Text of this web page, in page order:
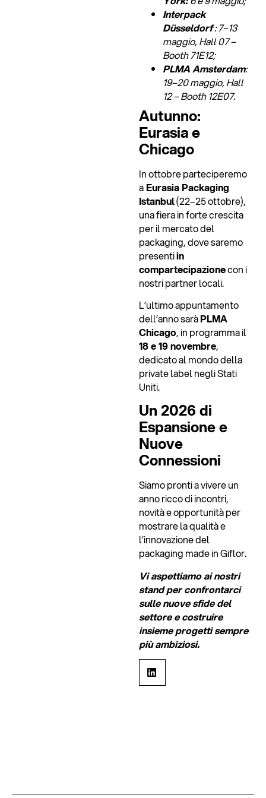
Interpack
Düsseldorf: 7–13
maggio, Hall 07 –
Booth 71E12;
PLMA Amsterdam:
19–20 maggio, Hall
12 – Booth 12E07.
Autunno:
Eurasia e
Chicago
In ottobre parteciperemo
a Eurasia Packaging
Istanbul(22–25 ottobre),
una fiera in forte crescita
per il mercato del
packaging, dove saremo
presentiin
compartecipazionecon i
nostri partner locali.
L’ultimo appuntamento
dell’anno saràPLMA
Chicago, in programma il
18 e 19 novembre,
dedicato al mondo della
private label negli Stati
Uniti.
Un 2026 di
Espansione e
Nuove
Connessioni
Siamo pronti a vivere un
anno ricco di incontri,
novità e opportunità per
mostrare la qualità e
l’innovazione del
packaging made in Giflor.
Vi aspettiamo ai nostri
stand per confrontarci
sulle nuove sfide del
settore e costruire
insieme progetti sempre
più ambiziosi.